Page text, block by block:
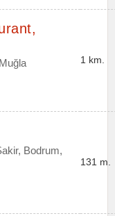
1 km.
Bodrum,
131 m.